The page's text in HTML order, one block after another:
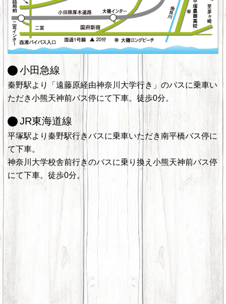
小田急線
秦野駅より「遠藤原経由神奈川大学行き」のバスに乗車い
ただき小熊天神前バス停にて下車。徒歩0分。
JR東海道線
平塚駅より秦野駅行きバスに乗車いただき南平橋バス停に
て下車。
神奈川大学校舎前行きのバスに乗り換え小熊天神前バス停
にて下車。徒歩0分。